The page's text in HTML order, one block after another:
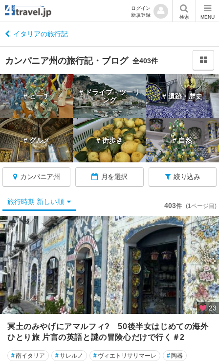
ログイン
新規登録
検索 MENU
イタリアの旅行記
カンパニア州の旅行記・ブログ 全403件
# ビーチ
# ドライブ・ツーリ
ング
# 遺跡・歴史
# グルメ # 街歩き # 自然
カンパニア州 月を選択 絞り込み
イ
タ
リ
ア
へ
戻
る
★
ア
ル
ベ
ロ
ベ
ッ
ロ
★
カ
プ
リ
旅行時期 新しい順 403件 (1ページ目)
23
冥土のみやげにアマルフィ? 50後半女はじめての海外
ひとり旅 片言の英語と謎の冒険心だけで行く＃2
#南イタリア #サレルノ # ヴィエトリサリマーレ # 陶器